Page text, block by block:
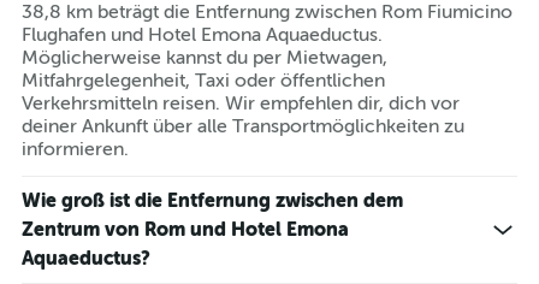
38,8 km beträgt die Entfernung zwischen Rom Fiumicino
Flughafen und Hotel Emona Aquaeductus.
Möglicherweise kannst du per Mietwagen,
Mitfahrgelegenheit, Taxi oder öffentlichen
Verkehrsmitteln reisen. Wir empfehlen dir, dich vor
deiner Ankunft über alle Transportmöglichkeiten zu
informieren.
Wie groß ist die Entfernung zwischen dem
Zentrum von Rom und Hotel Emona
Aquaeductus?